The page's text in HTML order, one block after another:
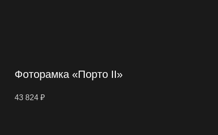
Фоторамка «Порто II»
43 824 ₽